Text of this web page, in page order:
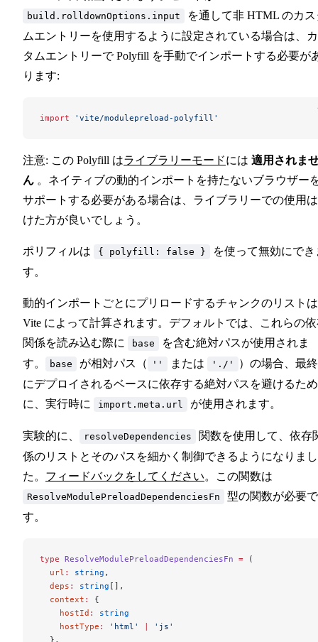
build.rolldownOptions.input
を通して非 HTML のカス
ムエントリーを使用するように設定されている場合は、
タムエントリーで Polyfill を手動でインポートする必要が
ります:
import 'vite/modulepreload-polyfill'
注意: この Polyfill はライブラリーモードには 適用されま
ん 。ネイティブの動的インポートを持たないブラウザー
サポートする必要がある場合は、ライブラリーでの使用
けた方が良いでしょう。
ポリフィルは { polyfill: false }
を使って無効にでき
す。
動的インポートごとにプリロードするチャンクのリストは
Vite によって計算されます。デフォルトでは、これらの
関係を読み込む際に
base
を含む絶対パスが使用されま
す。
base が相対パス（ '' または './'
）の場合、最
にデプロイされるベースに依存する絶対パスを避けるため
に、実行時に
import.meta.url が使用されます。
実験的に、 resolveDependencies
関数を使用して、依存
係のリストとそのパスを細かく制御できるようになりまし
た。 フィードバックをしてください。この関数は
ResolveModulePreloadDependenciesFn
型の関数が必要で
す。
type ResolveModulePreloadDependenciesFn = (
  url
: string ,
  deps
: string [],
  context
:
{
    hostId
:
string
    hostType
: 'html'
'js'
  },